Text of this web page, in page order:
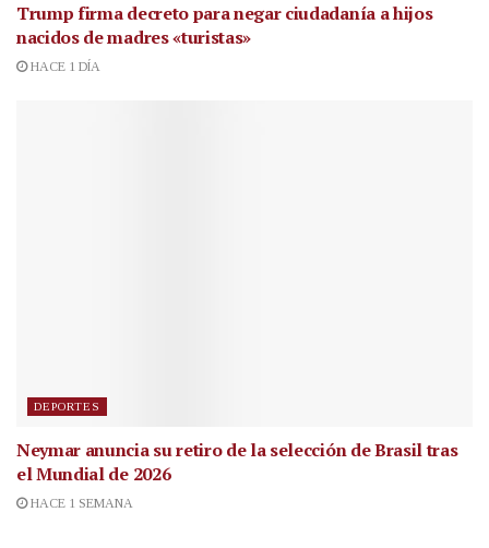
Trump firma decreto para negar ciudadanía a hijos
nacidos de madres «turistas»
HACE 1 DÍA
DEPORTES
Neymar anuncia su retiro de la selección de Brasil tras
el Mundial de 2026
HACE 1 SEMANA